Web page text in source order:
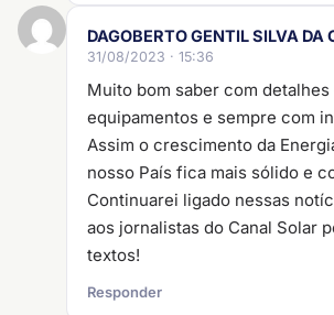
DAGOBERTO GENTIL SILVA DA
31/08/2023 · 15:36
Muito bom saber com
equipamentos e sempre com
Assim o crescimento da
nosso País fica mais sólido e
Continuarei ligado nessas
aos jornalistas do Canal Solar
textos!
Responder